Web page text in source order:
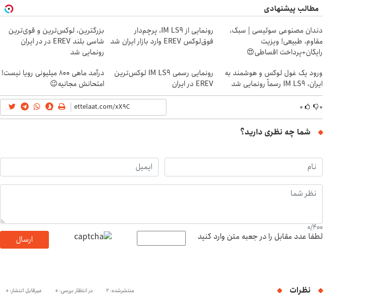
مطالب پیشنهادی
دندان مصنوعی سوئیسی | سبک،
مقاوم، طبیعی! ویزیت
رایگان+پرداخت اقساطی😍
رونمایی از IM LS9، پرچم‌دار
فوق‌لوکس EREV وارد بازار ایران شد
بزرگترین، لوکس‌ترین و قوی‌ترین
شاسی بلند EREV در در ایران
رونمایی شد
ورود یک غول لوکس و هوشمند به
ایران، IM LS9 رسماً رونمایی شد
رونمایی رسمی IM LS9 لوکس‌ترین
EREV در ایران
درآمد ماهی 800 میلیونی رویا نیست!
امتحانش مجانیه😉
۰ ۰
شما چه نظری دارید؟
0/400
لطفا عدد مقابل را در جعبه متن وارد کنید ارسال
نظرات منتشرشده: 2 در انتظار بررسی: 0 غیرقابل انتشار: 0